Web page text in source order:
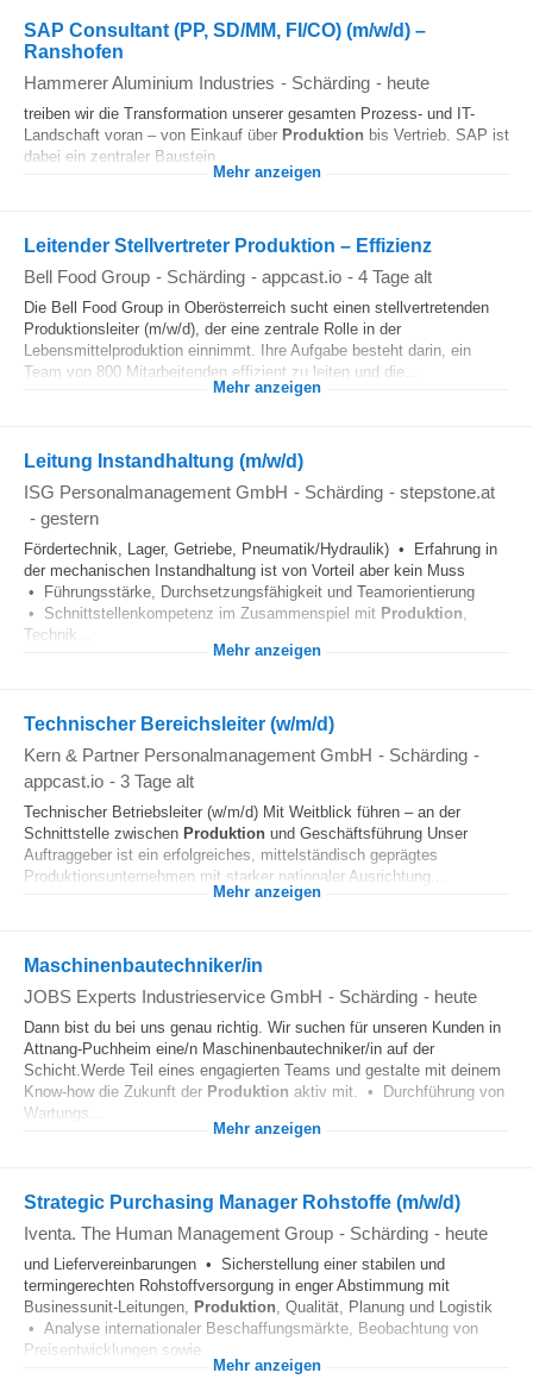
SAP Consultant (PP, SD/MM, FI/CO) (m/w/d) –
Ranshofen
Hammerer Aluminium Industries - Schärding - heute
treiben wir die Transformation unserer gesamten Prozess- und IT-
Landschaft voran – von Einkauf über Produktion bis Vertrieb. SAP ist
dabei ein zentraler Baustein....
Mehr anzeigen
Leitender Stellvertreter Produktion – Effizienz
Bell Food Group - Schärding - appcast.io - 4 Tage alt
Die Bell Food Group in Oberösterreich sucht einen stellvertretenden
Produktionsleiter (m/w/d), der eine zentrale Rolle in der
Lebensmittelproduktion einnimmt. Ihre Aufgabe besteht darin, ein
Team von 800 Mitarbeitenden effizient zu leiten und die...
Mehr anzeigen
Leitung Instandhaltung (m/w/d)
ISG Personalmanagement GmbH - Schärding - stepstone.at
- gestern
Fördertechnik, Lager, Getriebe, Pneumatik/Hydraulik) • Erfahrung in
der mechanischen Instandhaltung ist von Vorteil aber kein Muss
• Führungsstärke, Durchsetzungsfähigkeit und Teamorientierung
• Schnittstellenkompetenz im Zusammenspiel mit Produktion,
Technik...
Mehr anzeigen
Technischer Bereichsleiter (w/m/d)
Kern & Partner Personalmanagement GmbH - Schärding -
appcast.io - 3 Tage alt
Technischer Betriebsleiter (w/m/d) Mit Weitblick führen – an der
Schnittstelle zwischen Produktion und Geschäftsführung Unser
Auftraggeber ist ein erfolgreiches, mittelständisch geprägtes
Produktionsunternehmen mit starker nationaler Ausrichtung...
Mehr anzeigen
Maschinenbautechniker/in
JOBS Experts Industrieservice GmbH - Schärding - heute
Dann bist du bei uns genau richtig. Wir suchen für unseren Kunden in
Attnang-Puchheim eine/n Maschinenbautechniker/in auf der
Schicht.Werde Teil eines engagierten Teams und gestalte mit deinem
Know-how die Zukunft der Produktion aktiv mit. • Durchführung von
Wartungs...
Mehr anzeigen
Strategic Purchasing Manager Rohstoffe (m/w/d)
Iventa. The Human Management Group - Schärding - heute
und Liefervereinbarungen • Sicherstellung einer stabilen und
termingerechten Rohstoffversorgung in enger Abstimmung mit
Businessunit-Leitungen, Produktion, Qualität, Planung und Logistik
• Analyse internationaler Beschaffungsmärkte, Beobachtung von
Preisentwicklungen sowie...
Mehr anzeigen